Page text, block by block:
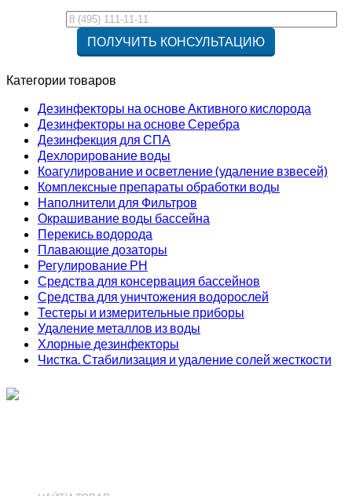
Категории товаров
Дезинфекторы на основе Активного кислорода
Дезинфекторы на основе Серебра
Дезинфекция для СПА
Дехлорирование воды
Коагулирование и осветление (удаление взвесей)
Комплексные препараты обработки воды
Наполнители для Фильтров
Окрашивание воды бассейна
Перекись водорода
Плавающие дозаторы
Регулирование РН
Средства для консервация бассейнов
Средства для уничтожения водорослей
Тестеры и измерительные приборы
Удаление металлов из воды
Хлорные дезинфекторы
Чистка. Стабилизация и удаление солей жесткости